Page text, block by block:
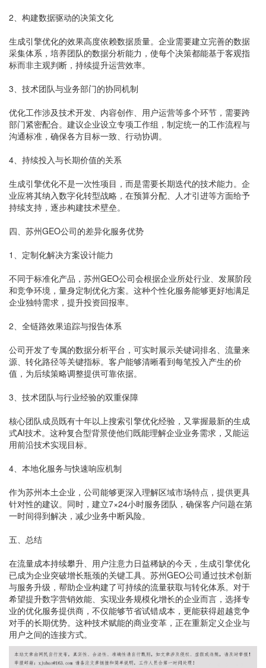
2、构建数据驱动的决策文化
生成引擎优化的效果高度依赖数据质量。企业需要建立完善的数据
采集体系，培养团队的数据分析能力，使每个决策都能基于客观指
标而非主观判断，持续提升运营效率。
3、技术团队与业务部门的协同机制
优化工作涉及技术开发、内容创作、用户运营等多个环节，需要跨
部门紧密配合。建议企业设立专项工作组，制定统一的工作流程与
沟通标准，确保各方目标一致、行动协调。
4、持续投入与长期价值的关系
生成引擎优化不是一次性项目，而是需要长期迭代的技术能力。企
业应将其纳入数字化转型战略，在预算分配、人才引进等方面给予
持续支持，逐步构建技术壁垒。
四、苏州GEO公司的差异化服务优势
1、定制化解决方案设计能力
不同于标准化产品，苏州GEO公司会根据企业所处行业、发展阶段
和竞争环境，量身定制优化方案。这种个性化服务能够更好地满足
企业独特需求，提升投资回报率。
2、全链路效果追踪与报告体系
公司开发了专属的数据分析平台，可实时展示关键词排名、流量来
源、转化路径等关键指标。客户能够清晰看到每笔投入产生的价
值，为后续策略调整提供可靠依据。
3、技术团队与行业经验的双重保障
核心团队成员既有十年以上搜索引擎优化经验，又掌握最新的生成
式AI技术。这种复合型背景使他们既能理解企业业务需求，又能运
用前沿技术实现目标。
4、本地化服务与快速响应机制
作为苏州本土企业，公司能够更深入理解区域市场特点，提供更具
针对性的建议。同时，建立7×24小时服务团队，确保客户问题在第
一时间得到解决，减少业务中断风险。
五、总结
在流量成本持续攀升、用户注意力日益稀缺的今天，生成引擎优化
已成为企业突破增长瓶颈的关键工具。苏州GEO公司通过技术创新
与服务升级，帮助企业构建了可持续的流量获取与转化体系。对于
希望提升数字营销效能、实现业务规模化增长的企业而言，选择专
业的优化服务提供商，不仅能够节省试错成本，更能获得超越竞争
对手的长期优势。这种技术赋能的商业变革，正在重新定义企业与
用户之间的连接方式。